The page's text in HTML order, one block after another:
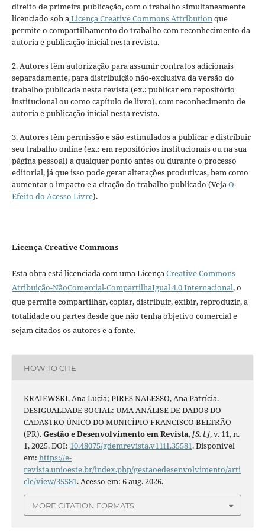
direito de primeira publicação, com o trabalho simultaneamente
licenciado sob aLicença Creative Commons Attributionque
permite o compartilhamento do trabalho com reconhecimento da
autoria e publicação inicial nesta revista.
2. Autores têm autorização para assumir contratos adicionais
separadamente, para distribuição não-exclusiva da versão do
trabalho publicada nesta revista (ex.: publicar em repositório
institucional ou como capítulo de livro), com reconhecimento de
autoria e publicação inicial nesta revista.
3. Autores têm permissão e são estimulados a publicar e distribuir
seu trabalho online (ex.: em repositórios institucionais ou na sua
página pessoal) a qualquer ponto antes ou durante o processo
editorial, já que isso pode gerar alterações produtivas, bem como
aumentar o impacto e a citação do trabalho publicado (VejaO
Efeito do Acesso Livre).
Licença Creative Commons
Esta obra está licenciada com uma LicençaCreative Commons
Atribuição-NãoComercial-CompartilhaIgual 4.0 Internacional, o
que permite compartilhar, copiar, distribuir, exibir, reproduzir, a
totalidade ou partes desde que não tenha objetivo comercial e
sejam citados os autores e a fonte.
HOW TO CITE
KRAIEWSKI, Ana Lucia; PIRES NALESSO, Ana Patrícia.
DESIGUALDADE SOCIAL: UMA ANÁLISE DE DADOS DO
CADASTRO ÚNICO DO MUNICÍPIO FRANCISCO BELTRÃO
(PR).Gestão e Desenvolvimento em Revista,[S. l.], v. 11, n.
1, 2025. DOI: 10.48075/gdemrevista.v11i1.35581. Disponível
em: https://e-
revista.unioeste.br/index.php/gestaoedesenvolvimento/arti
cle/view/35581. Acesso em: 6 aug. 2026.
MORE CITATION FORMATS